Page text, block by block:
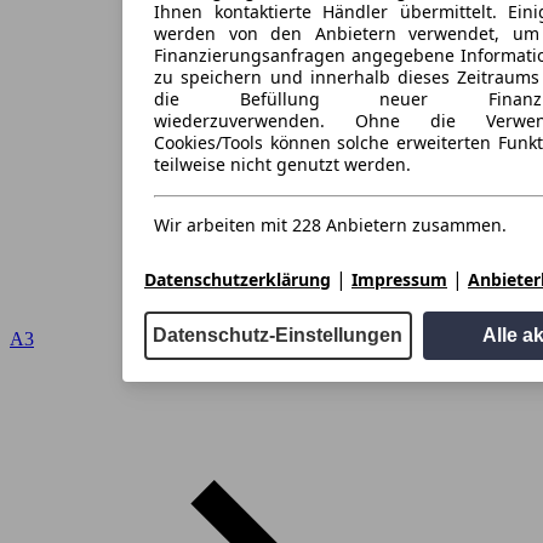
Ihnen kontaktierte Händler übermittelt.
werden von den Anbietern verwendet,
Finanzierungsanfragen angegebene
zu speichern und innerhalb dieses
die Befüllung neuer
wiederzuverwenden. Ohne die
Cookies/Tools können solche erweiterten
teilweise nicht genutzt werden.
Wir arbeiten mit 228 Anbietern zusammen.
Datenschutzerklärung | Impressum |
Datenschutz-Einstellungen Alle
A3